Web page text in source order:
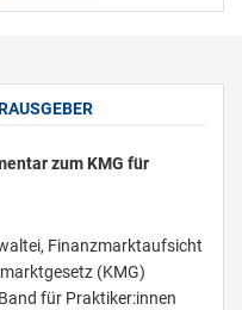
zum KMG für
Finanzmarktaufsicht
(KMG)
für Praktiker:innen